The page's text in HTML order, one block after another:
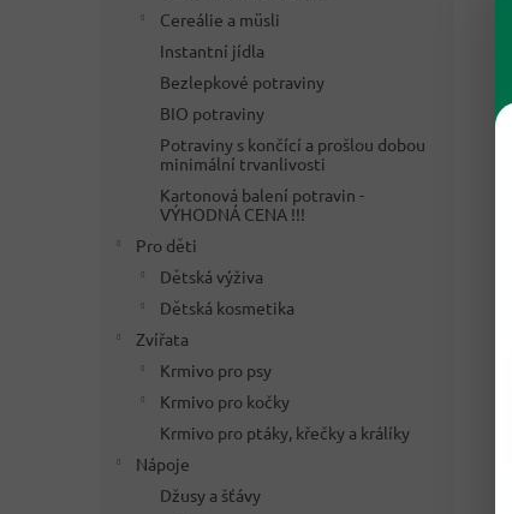
Cereálie a müsli
Instantní jídla
Bezlepkové potraviny
BIO potraviny
Potraviny s končící a prošlou dobou
minimální trvanlivosti
Kartonová balení potravin -
VÝHODNÁ CENA !!!
Pro děti
Dětská výživa
Dětská kosmetika
Zvířata
Krmivo pro psy
Krmivo pro kočky
Krmivo pro ptáky, křečky a králíky
Nápoje
Džusy a šťávy